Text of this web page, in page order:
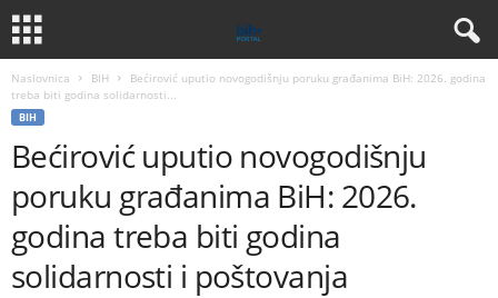
Naslovnica BIH
Bećirović uputio novogodišnju poruku građanima BiH: 2026. godina
treba biti godina solidarnosti...
BIH
Bećirović uputio novogodišnju
poruku građanima BiH: 2026.
godina treba biti godina
solidarnosti i poštovanja